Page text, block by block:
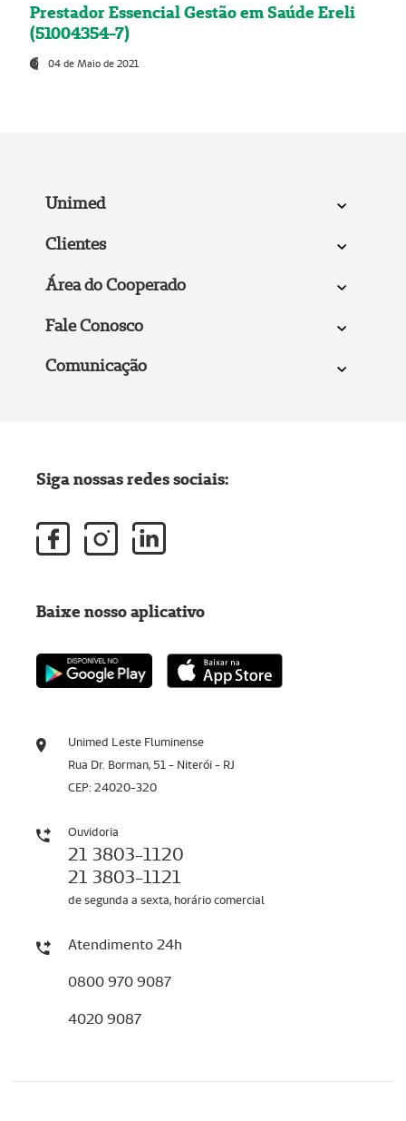
Prestador Essencial Gestão em Saúde Ereli
(51004354-7)
04 de Maio de 2021
Unimed
Clientes
Área do Cooperado
Fale Conosco
Comunicação
Unimed Leste Fluminense
Rua Dr. Borman, 51 - Niterói - RJ
CEP: 24020-320
Ouvidoria
21 3803-1120
21 3803-1121
de segunda a sexta, horário comercial
Atendimento 24h
0800 970 9087
4020 9087
Siga nossas redes sociais:
Baixe nosso aplicativo